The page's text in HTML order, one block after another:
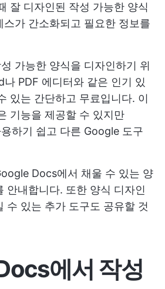
잘 디자인된 작성 가능한 양식
스가 간소화되고 필요한 정보를
가능한 양식을 디자인하기 위
PDF 에디터와 같은 인기 있
있는 간단하고 무료입니다. 이
기능을 제공할 수 있지만
하기 쉽고 다른 Google 도구
Docs에서 채울 수 있는 양
안내합니다. 또한 양식 디자인
수 있는 추가 도구도 공유할 것
에서 작성